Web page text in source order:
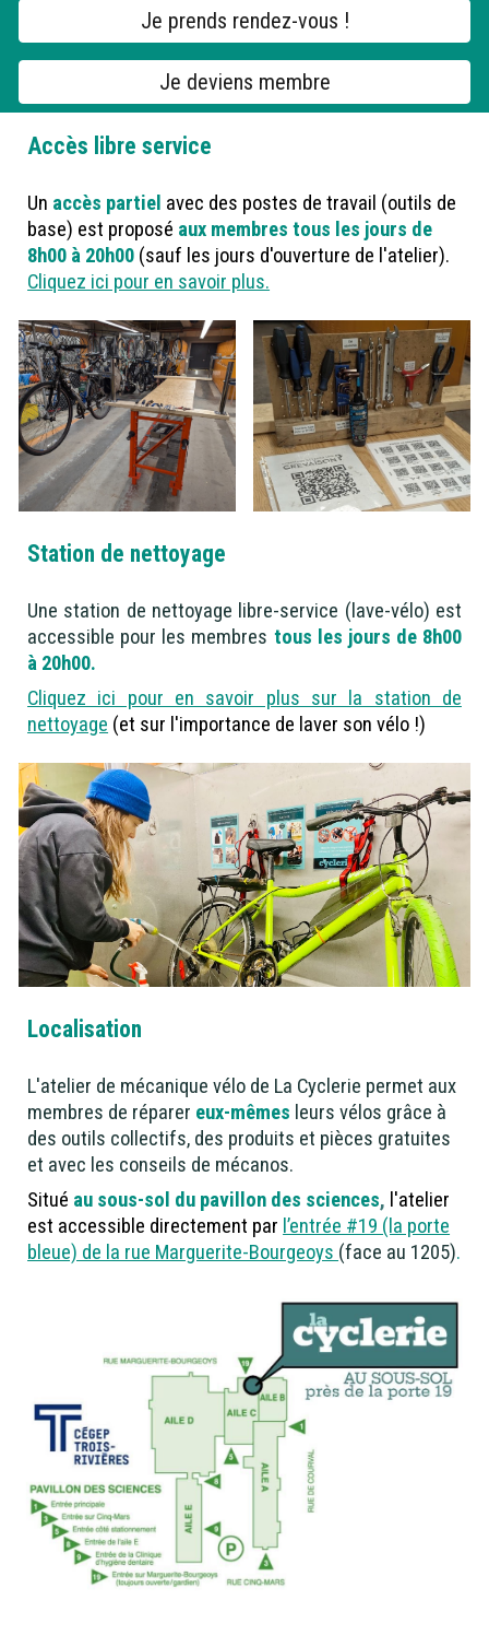
Je prends rendez-vous !
Je deviens membre
Accès libre service
Un accès partiel avec des postes de travail (outils de
base) est proposé aux membres tous les jours de
8h00 à 20h00 (sauf les jours d'ouverture de l'atelier).
Cliquez ici pour en savoir plus.
Station de nettoyage
Une station de nettoyage libre-service (lave-vélo) est
accessible pour les membres tous les jours de 8h00
à 20h00.
Cliquez ici pour en savoir plus sur la station de
nettoyage (et sur l'importance de laver son vélo !)
Localisation
L'atelier de mécanique vélo de La Cyclerie permet aux
membres de réparer eux-mêmes leurs vélos grâce à
des outils collectifs, des produits et pièces gratuites
et avec les conseils de mécanos.
Situé au sous-sol du pavillon des sciences, l'atelier
est accessible directement par l’entrée #19 (la porte
bleue) de la rue Marguerite-Bourgeoys (face au 1205).